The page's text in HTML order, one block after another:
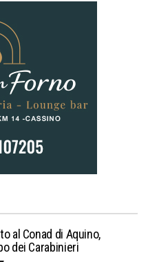
al Conad di Aquino,
dei Carabinieri